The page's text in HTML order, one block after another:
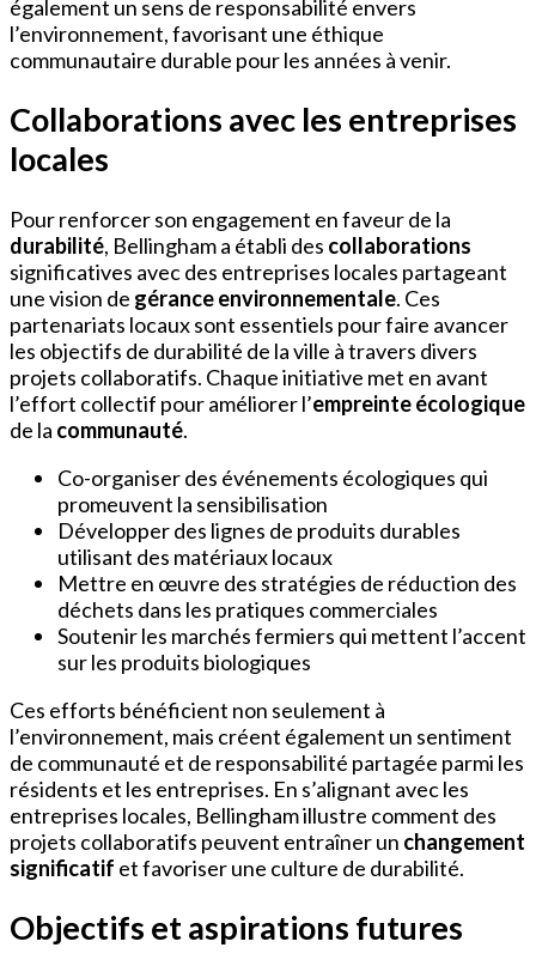
également un sens de responsabilité envers
l’environnement, favorisant une éthique
communautaire durable pour les années à venir.
Collaborations avec les entreprises
locales
Pour renforcer son engagement en faveur de la
durabilité, Bellingham a établi des collaborations
significatives avec des entreprises locales partageant
une vision de gérance environnementale. Ces
partenariats locaux sont essentiels pour faire avancer
les objectifs de durabilité de la ville à travers divers
projets collaboratifs. Chaque initiative met en avant
l’effort collectif pour améliorer l’empreinte écologique
de la communauté.
Co-organiser des événements écologiques qui
promeuvent la sensibilisation
Développer des lignes de produits durables
utilisant des matériaux locaux
Mettre en œuvre des stratégies de réduction des
déchets dans les pratiques commerciales
Soutenir les marchés fermiers qui mettent l’accent
sur les produits biologiques
Ces efforts bénéficient non seulement à
l’environnement, mais créent également un sentiment
de communauté et de responsabilité partagée parmi les
résidents et les entreprises. En s’alignant avec les
entreprises locales, Bellingham illustre comment des
projets collaboratifs peuvent entraîner un changement
significatif et favoriser une culture de durabilité.
Objectifs et aspirations futures